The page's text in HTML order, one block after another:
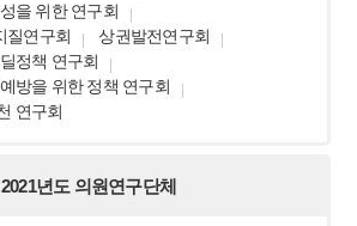
을 위한 연구회
질연구회
상권발전연구회
정책 연구회
방을 위한 정책 연구회
연구회
2021년도 의원연구단체